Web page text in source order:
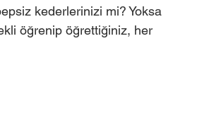
kederlerinizi mi? Yoksa
öğrenip öğrettiğiniz, her